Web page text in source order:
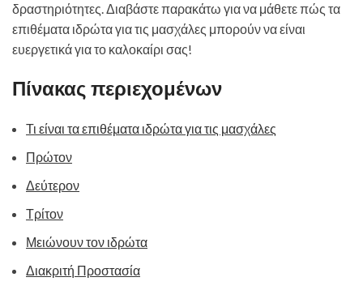
δραστηριότητες. Διαβάστε παρακάτω για να μάθετε πώς τα
επιθέματα ιδρώτα για τις μασχάλες μπορούν να είναι
ευεργετικά για το καλοκαίρι σας!
Πίνακας περιεχομένων
Τι είναι τα επιθέματα ιδρώτα για τις μασχάλες
Πρώτον
Δεύτερον
Τρίτον
Μειώνουν τον ιδρώτα
Διακριτή Προστασία